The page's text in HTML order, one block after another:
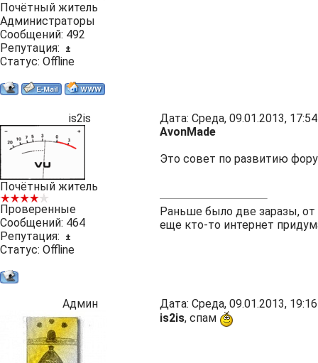
Почётный житель
Администраторы
Сообщений: 492
Репутация:
±
Статус: Offline
is2is Дата: Среда, 09.01.2013,
Почётный житель
Проверенные
Сообщений: 464
Репутация:
±
Статус: Offline
AvonMade
Это совет по развитию
Раньше было две заразы,
еще кто-то интернет
Админ Дата: Среда, 09.01.2013,
is2is, спам